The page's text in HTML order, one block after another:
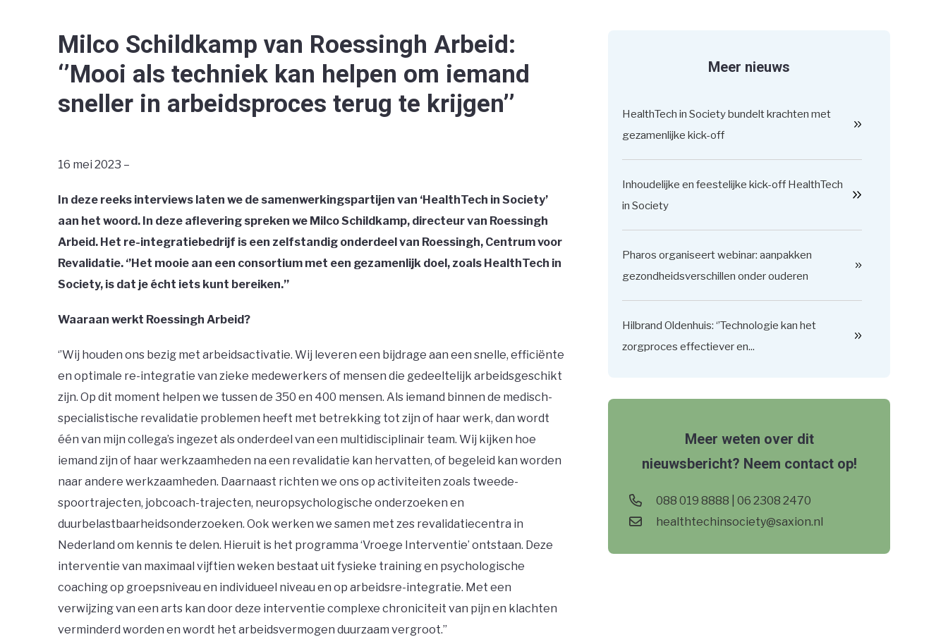
Milco Schildkamp van Roessingh Arbeid:
‘’Mooi als techniek kan helpen om iemand
sneller in arbeidsproces terug te krijgen’’
16 mei 2023 –
In deze reeks interviews laten we de samenwerkingspartijen van ‘HealthTech in Society’
aan het woord. In deze aflevering spreken we Milco Schildkamp, directeur van Roessingh
Arbeid. Het re-integratiebedrijf is een zelfstandig onderdeel van Roessingh, Centrum voor
Revalidatie. ‘’Het mooie aan een consortium met een gezamenlijk doel, zoals HealthTech in
Society, is dat je écht iets kunt bereiken.’’
Waaraan werkt Roessingh Arbeid?
‘’Wij houden ons bezig met arbeidsactivatie. Wij leveren een bijdrage aan een snelle, efficiënte
en optimale re-integratie van zieke medewerkers of mensen die gedeeltelijk arbeidsgeschikt
zijn. Op dit moment helpen we tussen de 350 en 400 mensen. Als iemand binnen de medisch-
specialistische revalidatie problemen heeft met betrekking tot zijn of haar werk, dan wordt
één van mijn collega’s ingezet als onderdeel van een multidisciplinair team. Wij kijken hoe
iemand zijn of haar werkzaamheden na een revalidatie kan hervatten, of begeleid kan worden
naar andere werkzaamheden. Daarnaast richten we ons op activiteiten zoals tweede-
spoortrajecten, jobcoach-trajecten, neuropsychologische onderzoeken en
duurbelastbaarheidsonderzoeken. Ook werken we samen met zes revalidatiecentra in
Nederland om kennis te delen. Hieruit is het programma ‘Vroege Interventie’ ontstaan. Deze
interventie van maximaal vijftien weken bestaat uit fysieke training en psychologische
coaching op groepsniveau en individueel niveau en op arbeidsre-integratie. Met een
verwijzing van een arts kan door deze interventie complexe chroniciteit van pijn en klachten
verminderd worden en wordt het arbeidsvermogen duurzaam vergroot.’’
Meer nieuws
HealthTech in Society bundelt krachten met
gezamenlijke kick-off
Inhoudelijke en feestelijke kick-off HealthTech
in Society
Pharos organiseert webinar: aanpakken
gezondheidsverschillen onder ouderen
Hilbrand Oldenhuis: ‘’Technologie kan het
zorgproces effectiever en...
Meer weten over dit
nieuwsbericht? Neem contact op!
088 019 8888 | 06 2308 2470
healthtechinsociety@saxion.nl